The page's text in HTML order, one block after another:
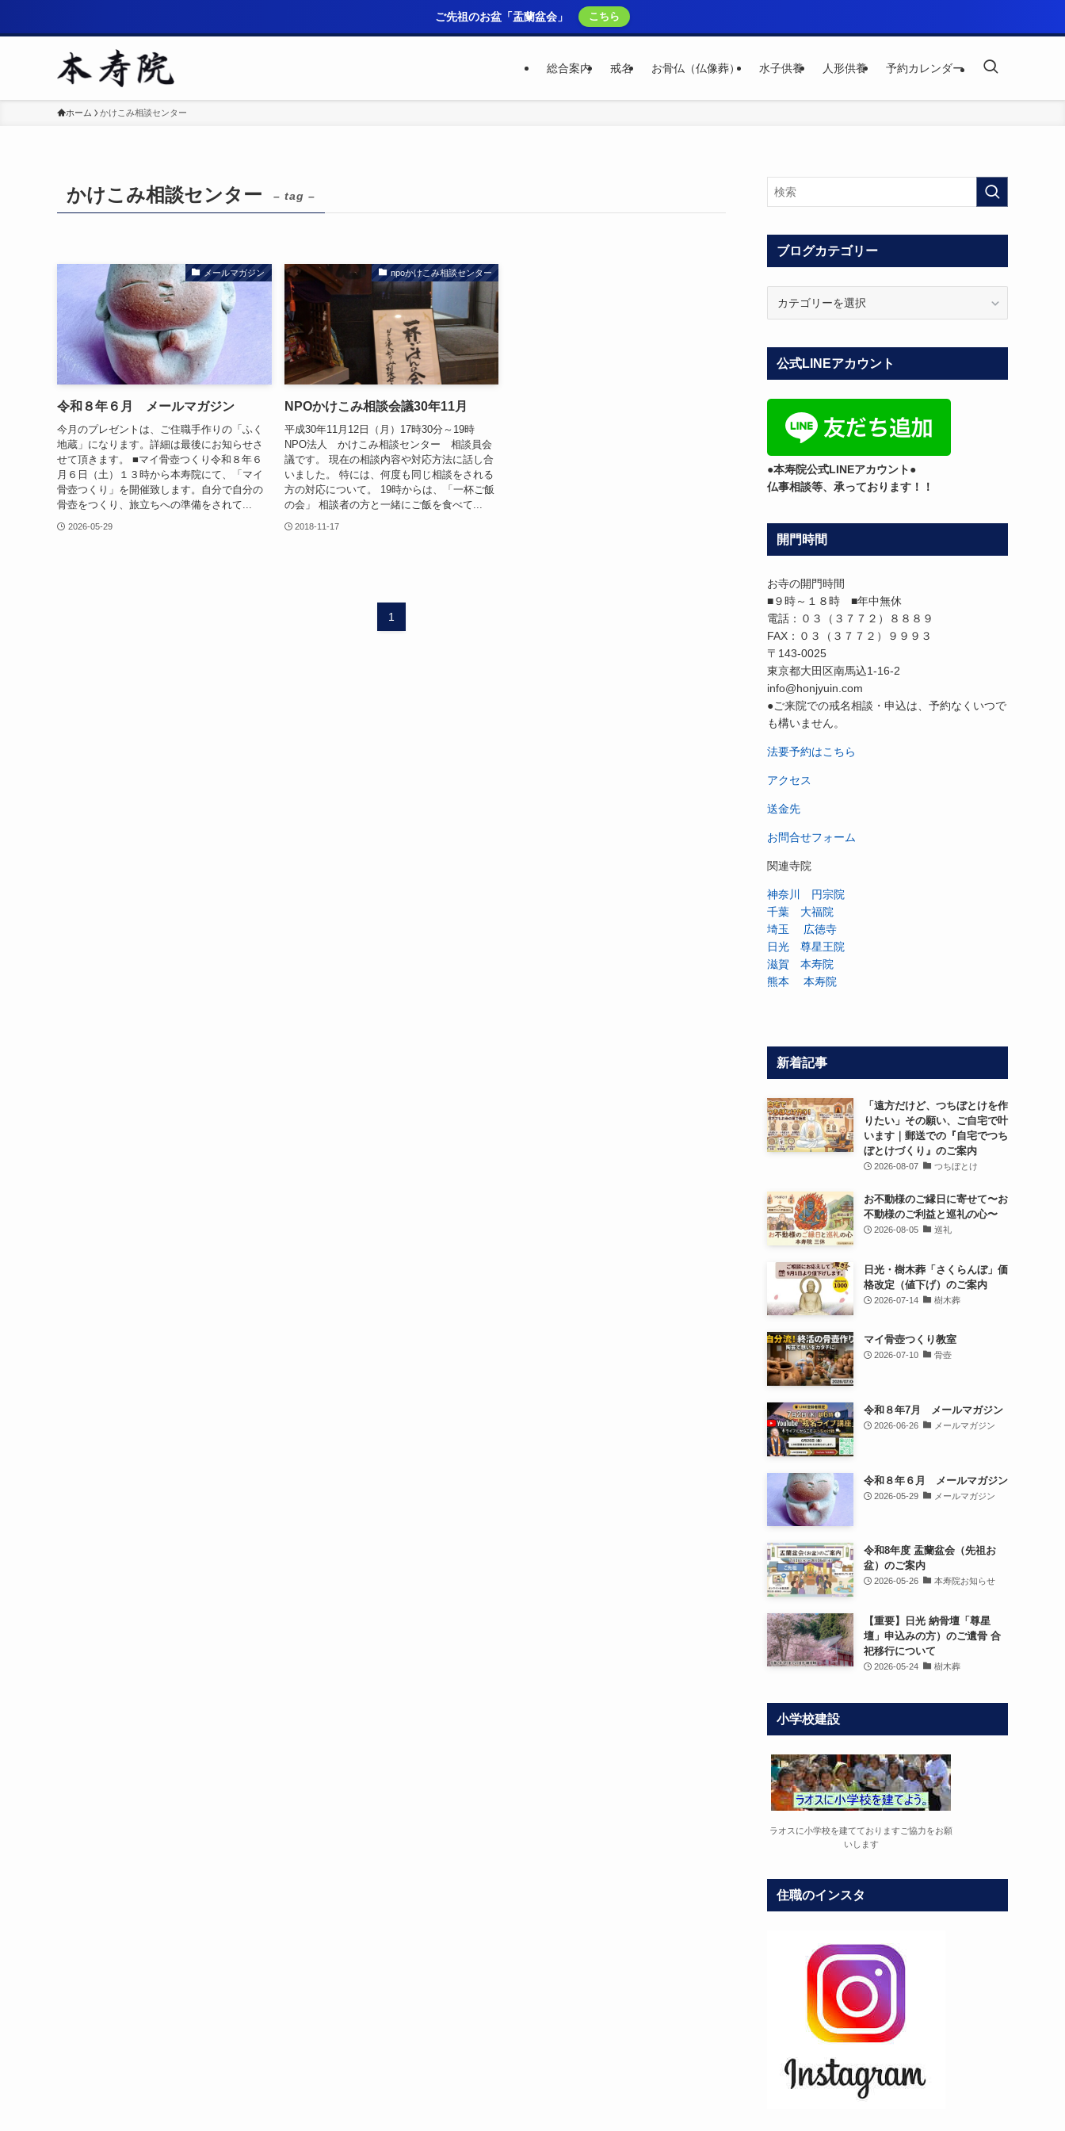
ご先祖のお盆「盂蘭盆会」 こちら
総合案内 戒名 お骨仏（仏像葬） 水子供養 人形供養 予約カレンダー
ホーム かけこみ相談センター
かけこみ相談センター – tag –
メールマガジン
令和８年６月 メールマガジン
今月のプレゼントは、ご住職手作りの「ふく
地蔵」になります。詳細は最後にお知らせさ
せて頂きます。 ■マイ骨壺つくり令和８年６
月６日（土）１３時から本寿院にて、「マイ
骨壺つくり」を開催致します。自分で自分の
骨壺をつくり、旅立ちへの準備をされて...
2026-05-29
npoかけこみ相談センター
NPOかけこみ相談会議30年11月
平成30年11月12日（月）17時30分～19時
NPO法人 かけこみ相談センター 相談員会
議です。 現在の相談内容や対応方法に話し合
いました。 特には、何度も同じ相談をされる
方の対応について。 19時からは、「一杯ご飯
の会」 相談者の方と一緒にご飯を食べて...
2018-11-17
1
ブログカテゴリー
カ
テ
ゴ
リ
公式LINEアカウント
●本寿院公式LINEアカウント●
仏事相談等、承っております！！
開門時間
お寺の開門時間
■９時～１８時 ■年中無休
電話：０３（３７７２）８８８９
FAX：０３（３７７２）９９９３
〒143-0025
東京都大田区南馬込1-16-2
info@honjyuin.com
●ご来院での戒名相談・申込は、予約なくいつで
も構いません。
法要予約はこちら
アクセス
送金先
お問合せフォーム
関連寺院
神奈川 円宗院
千葉 大福院
埼玉 広徳寺
日光 尊星王院
滋賀 本寿院
熊本 本寿院
新着記事
「遠方だけど、つちぼとけを作
りたい」その願い、ご自宅で叶
います｜郵送での『自宅でつち
ぼとけづくり』のご案内
2026-08-07 つちぼとけ
お不動様のご縁日に寄せて〜お
不動様のご利益と巡礼の心〜
2026-08-05 巡礼
日光・樹木葬「さくらんぼ」価
格改定（値下げ）のご案内
2026-07-14 樹木葬
マイ骨壺つくり教室
2026-07-10 骨壺
令和８年7月 メールマガジン
2026-06-26 メールマガジン
令和８年６月 メールマガジン
2026-05-29 メールマガジン
令和8年度 盂蘭盆会（先祖お
盆）のご案内
2026-05-26 本寿院お知らせ
【重要】日光 納骨壇「尊星
壇」申込みの方）のご遺骨 合
祀移行について
2026-05-24 樹木葬
小学校建設
ラオスに小学校を建てておりますご協力をお願
いします
住職のインスタ